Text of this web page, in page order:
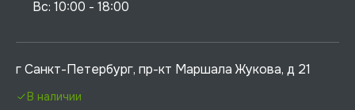
г Санкт-Петербург, пр-кт Маршала Жукова, д 21
В наличии